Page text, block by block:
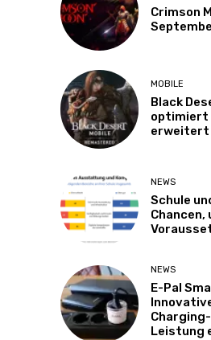
Crimson
MOBILE
Black
optimiert
erweitert
NEWS
Schule
Chancen,
NEWS
E-Pal
Leistung